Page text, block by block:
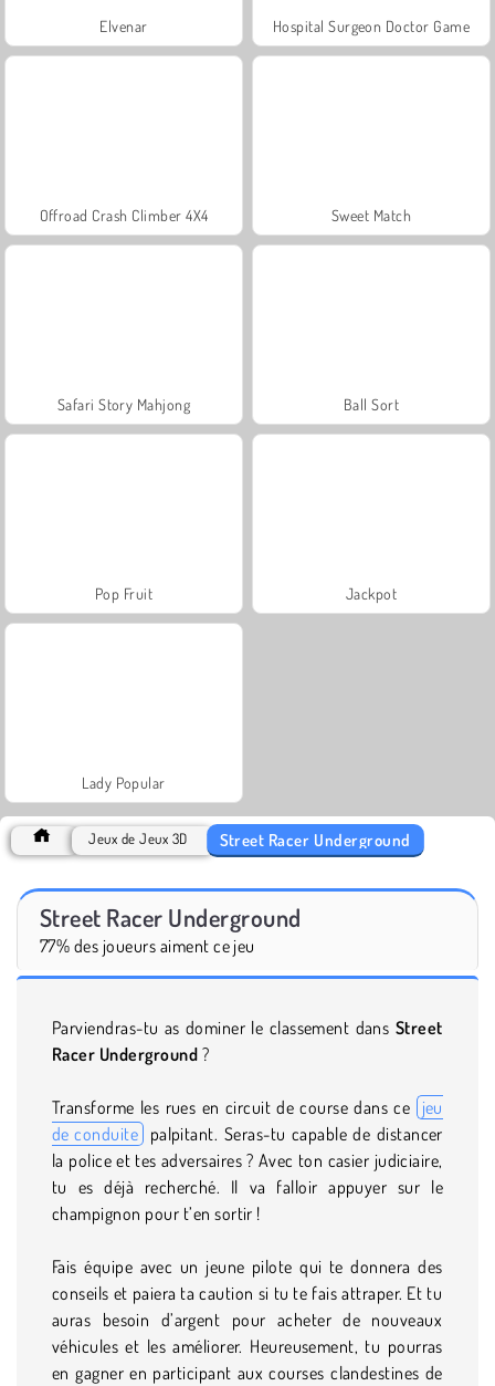
Elvenar Hospital Surgeon Doctor Game
Offroad Crash Climber 4X4 Sweet Match
Safari Story Mahjong Ball Sort
Pop Fruit Jackpot
Lady Popular
Jeux de Jeux 3D Street Racer Underground
Street Racer Underground
77% des joueurs aiment ce jeu
Parviendras-tu as dominer le classement dans Street
Racer Underground ?
Transforme les rues en circuit de course dans ce jeu
de conduite palpitant. Seras-tu capable de distancer
la police et tes adversaires ? Avec ton casier judiciaire,
tu es déjà recherché. Il va falloir appuyer sur le
champignon pour t’en sortir !
Fais équipe avec un jeune pilote qui te donnera des
conseils et paiera ta caution si tu te fais attraper. Et tu
auras besoin d’argent pour acheter de nouveaux
véhicules et les améliorer. Heureusement, tu pourras
en gagner en participant aux courses clandestines de